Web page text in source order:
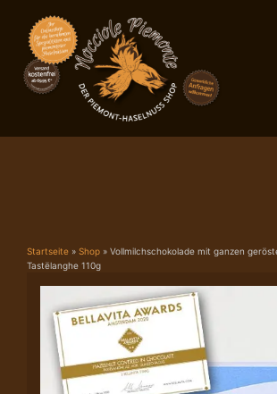
Inhalt
springen
Startseite » Shop » Vollmilchschokolade mit ganzen
Tastëlanghe 110g